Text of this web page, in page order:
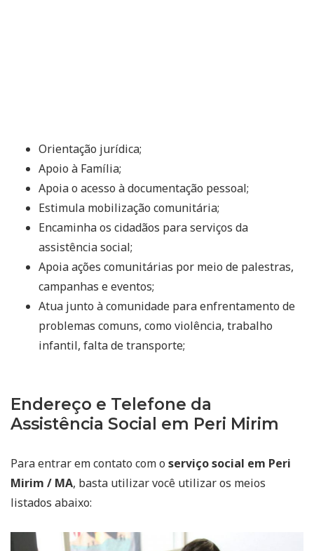
Orientação jurídica;
Apoio à Família;
Apoia o acesso à documentação pessoal;
Estimula mobilização comunitária;
Encaminha os cidadãos para serviços da
assistência social;
Apoia ações comunitárias por meio de palestras,
campanhas e eventos;
Atua junto à comunidade para enfrentamento de
problemas comuns, como violência, trabalho
infantil, falta de transporte;
Endereço e Telefone da
Assistência Social em Peri Mirim
Para entrar em contato com o serviço social em Peri
Mirim / MA, basta utilizar você utilizar os meios
listados abaixo: